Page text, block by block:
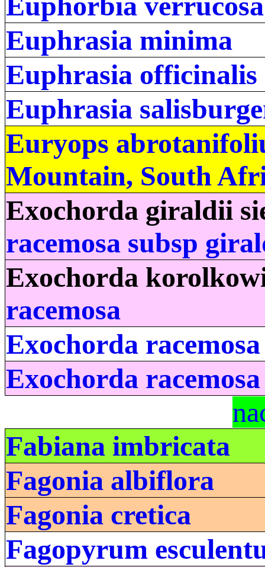
Euphrasia minima
Euphrasia officinalis
Euphrasia
Euryops
Mountain, South
Exochorda giraldii
racemosa subsp
Exochorda
racemosa
Exochorda racemosa
Exochorda
Fabiana imbricata
Fagonia albiflora
Fagonia cretica
Fagopyrum